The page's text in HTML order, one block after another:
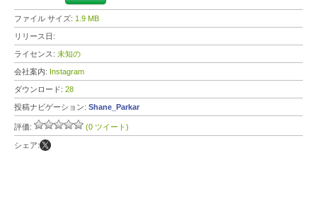
ファイル サイズ: 1.9 MB
リリース日:
ライセンス: 未知の
会社案内: Instagram
ダウンロード: 28
投稿ナビゲーション: Shane_Parkar
評価: (0 ツイート)
シェア: